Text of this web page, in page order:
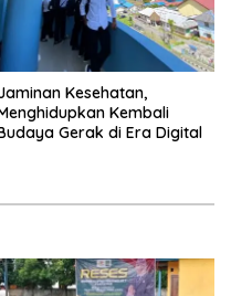
Kesehatan,
Kembali
Gerak di Era Digital